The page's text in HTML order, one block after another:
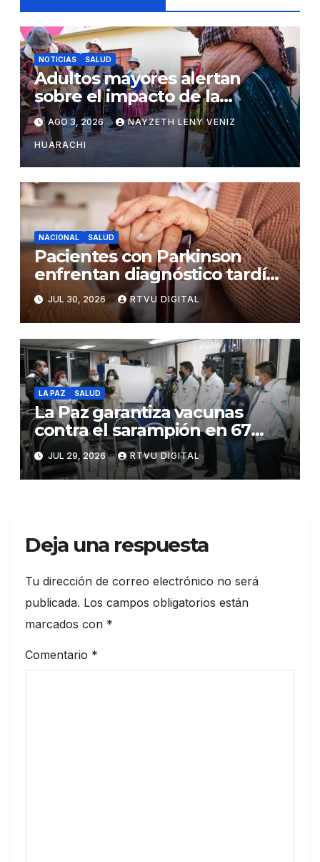
NOTICIAS SALUD
Adultos mayores alertan
sobre el impacto de la
pobreza y el abandono en
Bolivia
AGO 3, 2026 NAYZETH LENY VENIZ
HUARACHI
NACIONAL SALUD
Pacientes con Parkinson
enfrentan diagnóstico tardío
y falta de apoyo en Bolivia
JUL 30, 2026 RTVU DIGITAL
LA PAZ SALUD
La Paz garantiza vacunas
contra el sarampión en 67
centros de salud
JUL 29, 2026 RTVU DIGITAL
Deja una respuesta
Tu dirección de correo electrónico no será
publicada. Los campos obligatorios están
marcados con *
Comentario *